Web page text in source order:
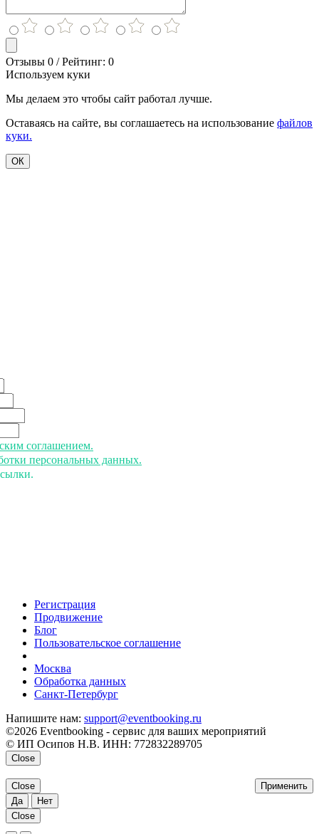
Отзывы 0 / Рейтинг: 0
Используем куки
Мы делаем это чтобы сайт работал лучше.
Оставаясь на сайте, вы соглашаетесь на использование файлов
куки.
ОК
соглашением.
персональных данных.
Регистрация
Продвижение
Блог
Пользовательское соглашение
Москва
Обработка данных
Санкт-Петербург
Напишите нам: support@eventbooking.ru
©2026 Eventbooking - сервис для ваших мероприятий
© ИП Осипов Н.В. ИНН: 772832289705
Close
Применить
Close
Да
Нет
Close